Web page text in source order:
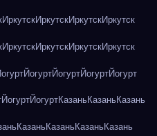
ИркутскИркутскИркутскИркутск
ИркутскИркутскИркутскИркутск
ЙогуртЙогуртЙогуртЙогурт
ЙогуртЙогуртКазаньКазаньКазань
КазаньКазаньКазаньКазань